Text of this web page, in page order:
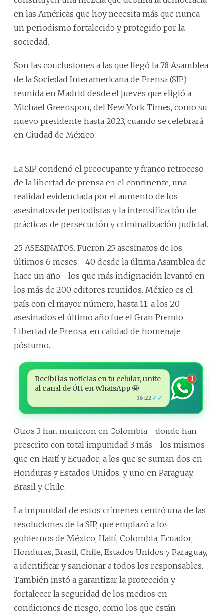
en las Américas que hoy necesita más que nunca
un periodismo fortalecido y protegido por la
sociedad.
Son las conclusiones a las que llegó la 78 Asamblea
de la Sociedad Interamericana de Prensa (SIP)
reunida en Madrid desde el jueves que eligió a
Michael Greenspon, del New York Times, como su
nuevo presidente hasta 2023, cuando se celebrará
en Ciudad de México.
La SIP condenó el preocupante y franco retroceso
de la libertad de prensa en el continente, una
realidad evidenciada por el aumento de los
asesinatos de periodistas y la intensificación de
prácticas de persecución y criminalización judicial.
25 ASESINATOS. Fueron 25 asesinatos de los
últimos 6 meses –40 desde la última Asamblea de
hace un año– los que más indignación levantó en
los más de 200 editores reunidos. México es el
país con el mayor número, hasta 11; a los 20
asesinados el último año fue el Gran Premio
Libertad de Prensa, en calidad de homenaje
póstumo.
Recibí las noticias en tu celular, unite
al canal de ÚH en WhatsApp 🤩
16:22 ✓✓
1
Otros 3 han murieron en Colombia –donde han
prescrito con total impunidad 3 más– los mismos
que en Haití y Ecuador; a los que se suman dos en
Honduras y Estados Unidos, y uno en Paraguay,
Brasil y Chile.
La impunidad de estos crímenes centró una de las
resoluciones de la SIP, que emplazó a los
gobiernos de México, Haití, Colombia, Ecuador,
Honduras, Brasil, Chile, Estados Unidos y Paraguay,
a identificar y sancionar a todos los responsables.
También instó a garantizar la protección y
fortalecer la seguridad de los medios en
condiciones de riesgo, como los que están